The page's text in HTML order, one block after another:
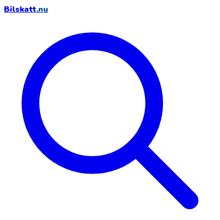
Bilskatt.nu